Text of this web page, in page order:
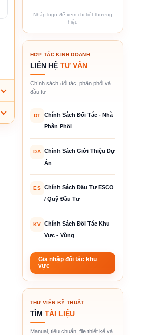
Nhấp logo để xem chi tiết thương
hiệu
HỢP TÁC KINH DOANH
LIÊN HỆ TƯ VẤN
Chính sách đối tác, phân phối và
đầu tư
DT
Chính Sách Đối Tác - Nhà
Phân Phối
DA
Chính Sách Giới Thiệu Dự
Án
ES
Chính Sách Đầu Tư ESCO
/ Quỹ Đầu Tư
KV
Chính Sách Đối Tác Khu
Vực - Vùng
Gia nhập đối tác khu
vực
THƯ VIỆN KỸ THUẬT
TÌM TÀI LIỆU
Manual, tiêu chuẩn, file thiết kế và